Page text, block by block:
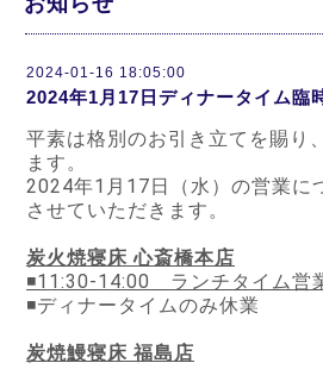
2024-01-16 18:05:00
2024年1月17日ディナータイム臨
平素は格別のお引き立てを賜り
ます。
2024年1月17日（水）の営業に
させていただきます。
炭火焼寝床 心斎橋本店
◾️11:30-14:00 ランチタイム営
◾️ディナータイムのみ休業
炭焼鰻寝床 福島店